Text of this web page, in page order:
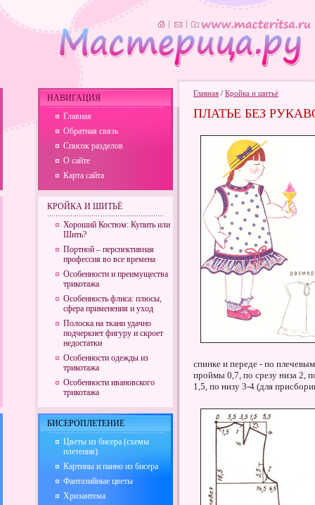
Главная / Кройка и шитьё
ПЛАТЬЕ БЕЗ
спинке и переде - по
проймы 0,7, по срезу низа 2,
1,5, по низу 3-4 (для
НАВИГАЦИЯ
Главная
Обратная связь
Список разделов
О сайте
Карта сайта
КРОЙКА И ШИТЬЁ
Хороший Костюм: Купить или
Шить?
Портной – перспективная
профессия во все времена
Особенности и преимущества
трикотажа
Особенность флиса: плюсы,
сфера применения и уход
Полоска на ткани удачно
подчеркнет фигуру и скроет
недостатки
Особенности одежды из
трикотажа
Особенности ивановского
трикотажа
БИСЕРОПЛЕТЕНИЕ
Цветы из бисера (схемы
плетения)
Картины и панно из бисера
Фантазийные цветы
Хризантема